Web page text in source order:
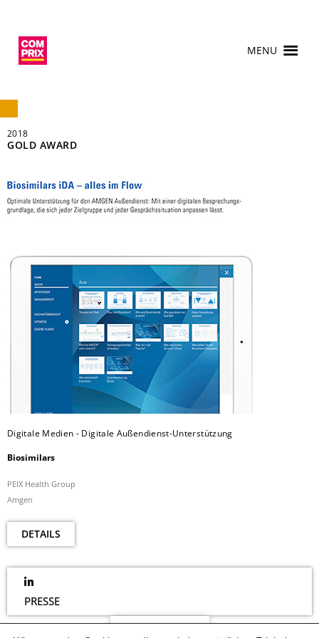
MENU
2018
GOLD AWARD
Digitale Medien - Digitale Außendienst-Unterstützung
Biosimilars
PEIX Health Group
Amgen
DETAILS
PRESSE